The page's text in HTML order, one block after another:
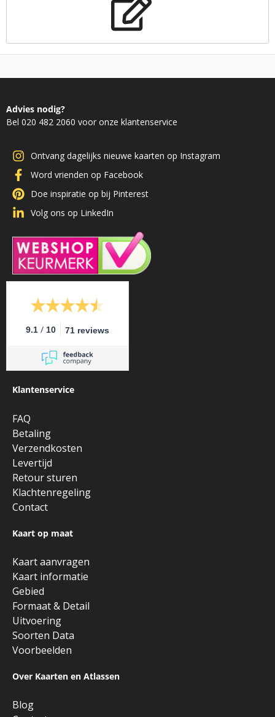
Advies nodig?
Bel 020 482 2060 voor onze klantenservice
Ontvang dagelijks nieuwe kaarten op Instagram
Word vrienden op Facebook
Doe inspiratie op bij Pinterest
Volg ons op LinkedIn
9.1 / 10 71 reviews
Klantenservice
FAQ
Betaling
Verzendkosten
Levertijd
Retour sturen
Klachtenregeling
Contact
Kaart op maat
Kaart aanvragen
Kaart informatie
Gebied
Formaat & Detail
Uitvoering
Soorten Data
Voorbeelden
Over Kaarten en Atlassen
Blog